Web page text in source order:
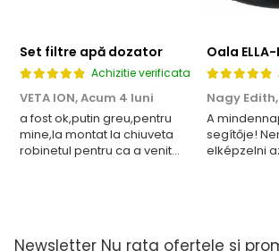
Set filtre apă dozator
Achizitie verificata
VETA ION,Acum 4 luni
a fost ok,putin greu,pentru
mine,la montat la chiuveta
robinetul pentru ca a venit
Oala ELLA-
Nagy Edith,
A
segítője!
elképzelni
Köszönöm!
Newsletter Nu rata ofertele si